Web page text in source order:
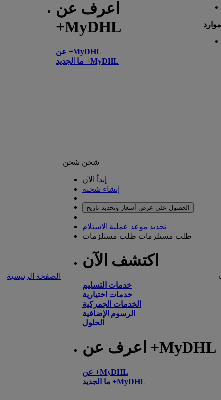
اعرف عن
+MyDHL
عن +MyDHL
ما الجديد +MyDHL
الصفحة الرئيسية
شحن شحن
إبدأ الآن
إنشاء شحنة
الحصول على عرض أسعار وتحديد تاريخ
تحديد موعد عملية الاستلام
طلب مستلزمات طلب مستلزمات
اكتشف الآن
خدمات التسليم
خدمات اختيارية
الخدمات الجمركية
الرسوم الإضافية
الحلول
اعرف عن +MyDHL
عن +MyDHL
ما الجديد +MyDHL